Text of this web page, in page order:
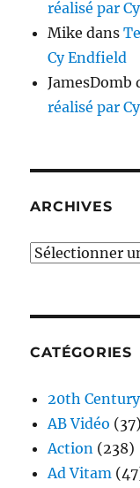
réalisé par
Mike dans
Cy Endfield
JamesDomb
réalisé par
ARCHIVES
Archives
CATÉGORIES
20th
AB Vidéo (37)
Action (238)
Ad Vitam